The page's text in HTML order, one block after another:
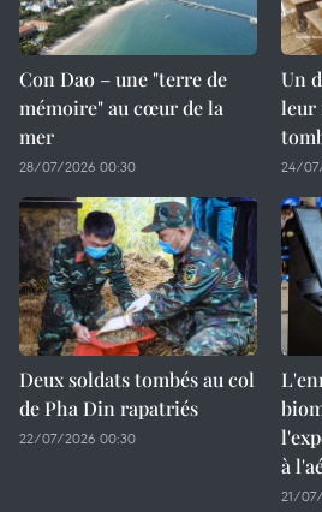
Con Dao – une "terre de
mémoire" au cœur de la
mer
28/07/2026 00:30
Un
leur
24/
Deux soldats tombés au col
de Pha Din rapatriés
22/07/2026 00:30
à
21/